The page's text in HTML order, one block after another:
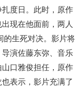
度日。此时，原作
现在他面前，两人
的生死对决。影片将
演佐藤东弥、音乐
口雅俊担任，原作
表示，影片充满了